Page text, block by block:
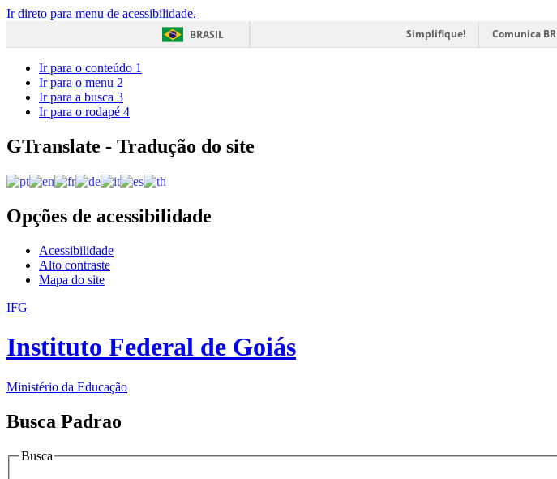
Ir direto para menu de acessibilidade.
BRASIL
Simplifique! Comunica BR
Ir para o conteúdo 1
Ir para o menu 2
Ir para a busca 3
Ir para o rodapé 4
GTranslate - Tradução do site
Opções de acessibilidade
Acessibilidade
Alto contraste
Mapa do site
IFG
Instituto Federal de Goiás
Ministério da Educação
Busca Padrao
Busca